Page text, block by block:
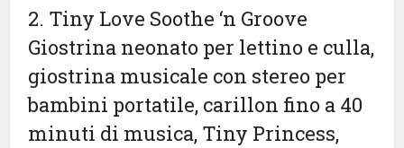
2. Tiny Love Soothe ‘n Groove
Giostrina neonato per lettino e culla,
giostrina musicale con stereo per
bambini portatile, carillon fino a 40
minuti di musica, Tiny Princess,